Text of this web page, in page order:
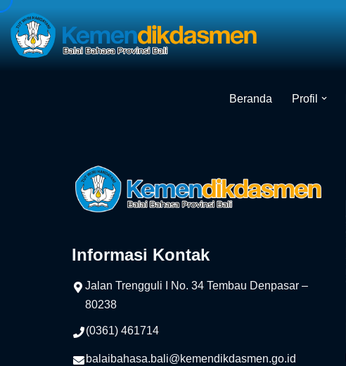
Skip
to
Beranda
Profil
Informasi Kontak
Jalan Trengguli I No. 34 Tembau Denpasar –
80238
(0361) 461714
balaibahasa.bali@kemendikdasmen.go.id